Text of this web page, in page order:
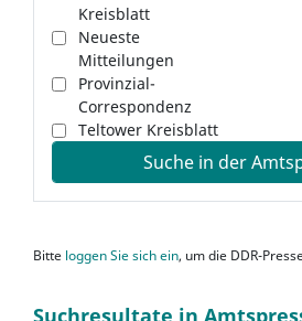
Kreisblatt
Neueste
Mitteilungen
Provinzial-
Correspondenz
Teltower Kreisblatt
Suche in der
Bitte loggen Sie sich ein, um die DDR-